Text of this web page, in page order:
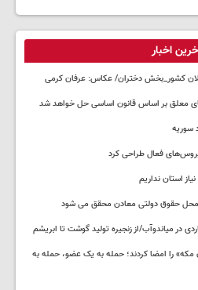
اخبار
کشور_بخش دختران/ عکاس: عرفان کرمی
معلق بر اساس قانون اساسی حل خواهد شد
سوریه
فعال طراحی کرد
استان نداریم
محل حقوق دولتی معادن محقق می شود
در میاندوآب/از زنجیره تولید گوشت تا ابریشم
مکه» را امضا کردند؛ حمله به یک عضو، حمله به